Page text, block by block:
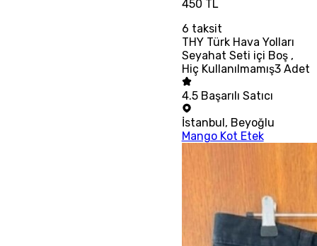
450 TL
6 taksit
THY Türk Hava Yolları
Seyahat Seti içi Boş ,
Hiç Kullanılmamış3 Adet
4.5 Başarılı Satıcı
İstanbul, Beyoğlu
Mango Kot Etek